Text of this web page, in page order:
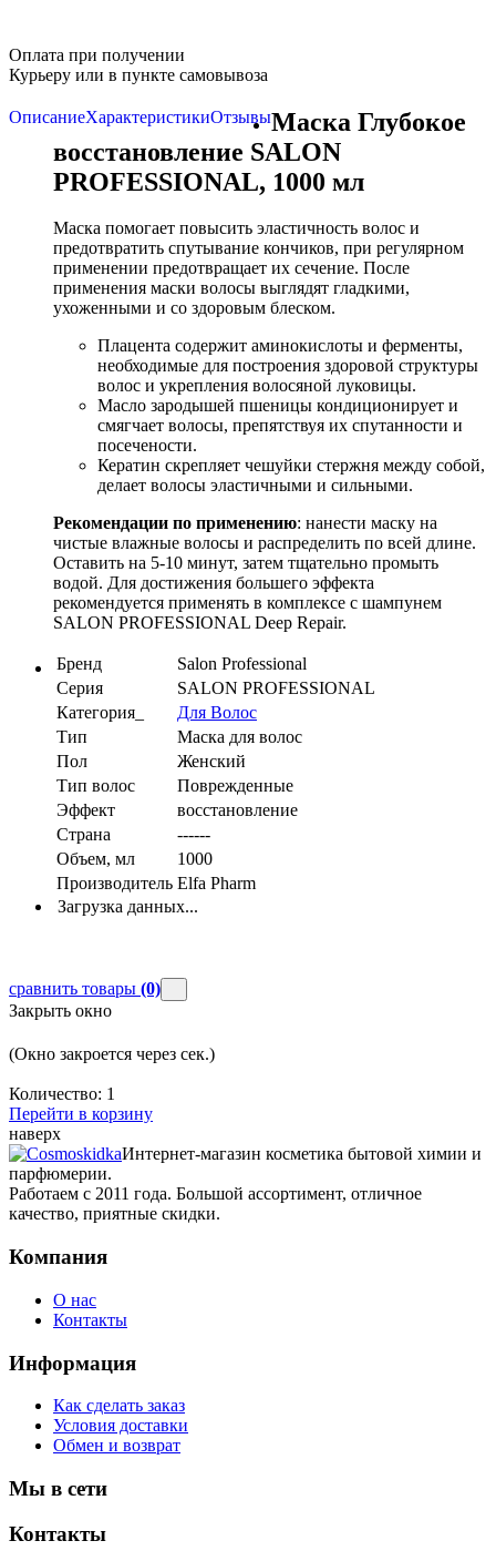
Оплата при получении
Курьеру или в пункте самовывоза
ОписаниеХарактеристикиОтзывыМаска Глубокое
восстановление SALON
PROFESSIONAL, 1000 мл
Маска помогает повысить эластичность волос и
предотвратить спутывание кончиков, при регулярном
применении предотвращает их сечение. После
применения маски волосы выглядят гладкими,
ухоженными и со здоровым блеском.
Плацента содержит аминокислоты и ферменты,
необходимые для построения здоровой структуры
волос и укрепления волосяной луковицы.
Масло зародышей пшеницы кондиционирует и
смягчает волосы, препятствуя их спутанности и
посечености.
Кератин скрепляет чешуйки стержня между собой,
делает волосы эластичными и сильными.
Рекомендации по применению: нанести маску на
чистые влажные волосы и распределить по всей длине.
Оставить на 5-10 минут, затем тщательно промыть
водой. Для достижения большего эффекта
рекомендуется применять в комплексе с шампунем
SALON PROFESSIONAL Deep Repair.
Бренд
Salon Professional
Серия
SALON PROFESSIONAL
Категория_
Для Волос
Тип
Маска для волос
Пол
Женский
Тип волос
Поврежденные
Эффект
восстановление
Страна
------
Объем, мл
1000
Производитель Elfa Pharm
Загрузка данных...
сравнить товары (0)
Закрыть окно
(Окно закроется через сек.)
Количество: 1
Перейти в корзину
наверх
Интернет-магазин косметика бытовой химии и
парфюмерии.
Работаем с 2011 года. Большой ассортимент, отличное
качество, приятные скидки.
Компания
О нас
Контакты
Информация
Как сделать заказ
Условия доставки
Обмен и возврат
Мы в сети
Контакты